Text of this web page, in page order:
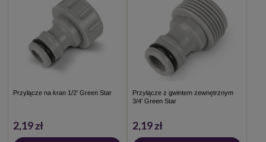
Przyłącze na kran 1/2' Green Star
2,19 zł
Przyłącze z gwintem zewnętrznym
3/4' Green Star
2,19 zł